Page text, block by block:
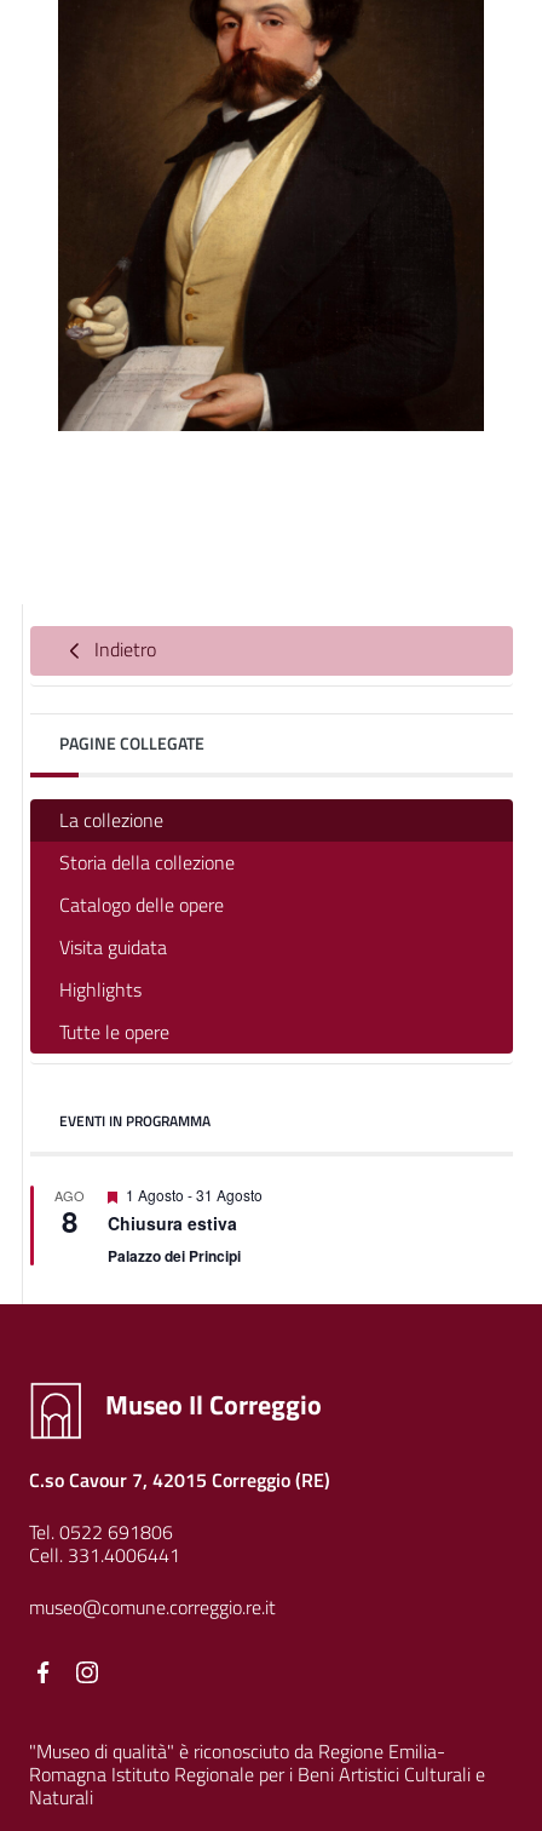
Indietro
PAGINE COLLEGATE
La collezione
Storia della collezione
Catalogo delle opere
Visita guidata
Highlights
Tutte le opere
EVENTI IN PROGRAMMA
AGO
8
Segnalati
1 Agosto -31 Agosto
Chiusura estiva
Palazzo dei Principi
Museo Il Correggio
C.so Cavour 7, 42015 Correggio (RE)
Tel. 0522 691806
Cell. 331.4006441
museo@comune.correggio.re.it
Facebook
"Museo di qualità" è riconosciuto da Regione Emilia-
Romagna Istituto Regionale per i Beni Artistici Culturali e
Naturali